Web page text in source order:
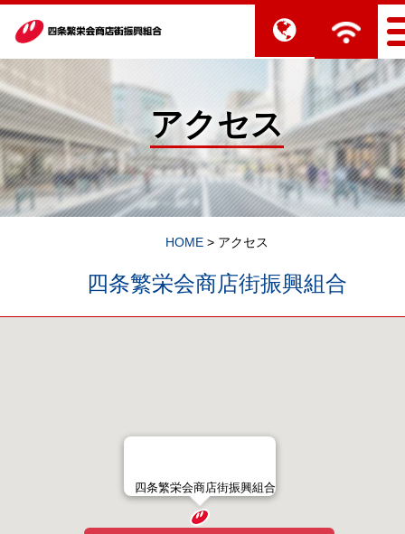
アクセス
HOME > アクセス
四条繁栄会商店街振興組合
四条繁栄会商店街振興組合